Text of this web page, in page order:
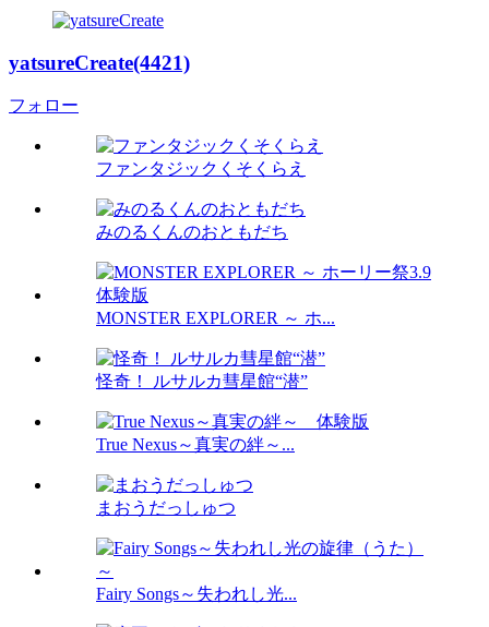
yatsureCreate(4421)
フォロー
ファンタジックくそくらえ
みのるくんのおともだち
MONSTER EXPLORER ～ ホ...
怪奇！ ルサルカ彗星館“潜”
True Nexus～真実の絆～...
まおうだっしゅつ
Fairy Songs～失われし光...